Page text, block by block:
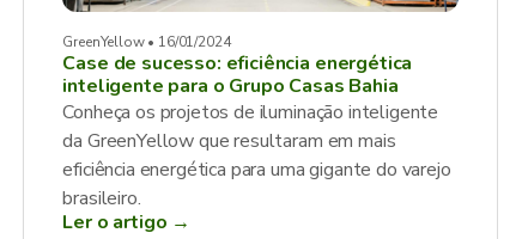
GreenYellow • 16/01/2024
Case de sucesso: eficiência energética
inteligente para o Grupo Casas Bahia
Conheça os projetos de iluminação inteligente
da GreenYellow que resultaram em mais
eficiência energética para uma gigante do varejo
brasileiro.
Ler o artigo →